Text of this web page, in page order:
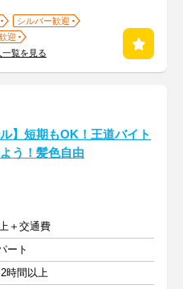
シルバー歓迎
迎
覧を見る
ル】短期もOK！王道バイト
う！髪色自由
＋交通費
ート
時間以上